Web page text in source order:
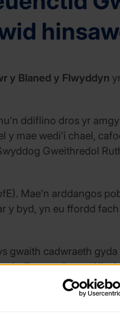
y Blaned y Flwyddyn
ddiflino dros yr
y mae wedi’i chael,
Gweithredol
Mae’n arddangos
y byd, yn eu ffordd
gwaith cadwraeth gyda
chyflwyno diwrnod
i Gymru. Mae hi